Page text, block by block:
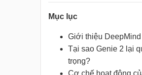
Mục lục
Giới thiệu DeepMind
Tại sao Genie 2 lại
trọng?